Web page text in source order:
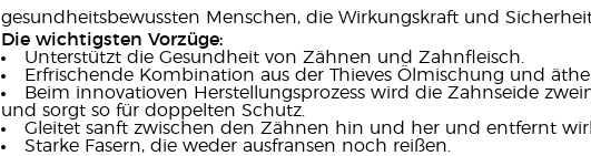
gesundheitsbewussten Menschen, die Wirkungskraft und
Die wichtigsten Vorzüge:
Unterstützt die Gesundheit von Zähnen und Zahnfleisch.
Erfrischende Kombination aus der Thieves Ölmischung und
Beim innovatioven Herstellungsprozess wird die Zahnseide
und sorgt so für doppelten Schutz.
Gleitet sanft zwischen den Zähnen hin und her und entfernt
Starke Fasern, die weder ausfransen noch reißen.